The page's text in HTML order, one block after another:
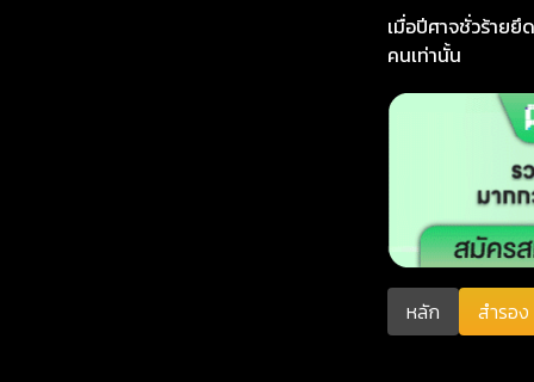
เมื่อปีศาจชั่วร้ายยึ
คนเท่านั้น
หลัก สำรอง